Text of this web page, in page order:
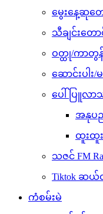
မွေးနေ့ဆုတေ
သီချင်းတော
ဝတ္ထု/ကာတွန်
ဆောင်းပါး/မ
ပေါ်ပြူလာသ
အနုပ
ထူးထူး
သဇင် FM
Tiktok ဆယ်
ကံစမ်းမဲ